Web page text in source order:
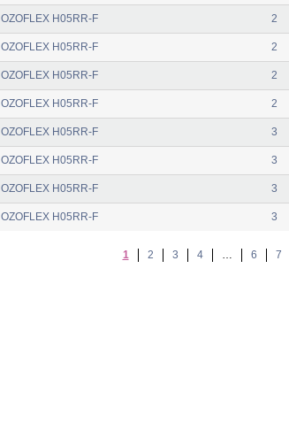
OZOFLEX H05RR-F 2
OZOFLEX H05RR-F 2
OZOFLEX H05RR-F 2
OZOFLEX H05RR-F 2
OZOFLEX H05RR-F 3
OZOFLEX H05RR-F 3
OZOFLEX H05RR-F 3
OZOFLEX H05RR-F 3
1 2 3 4 … 6 7